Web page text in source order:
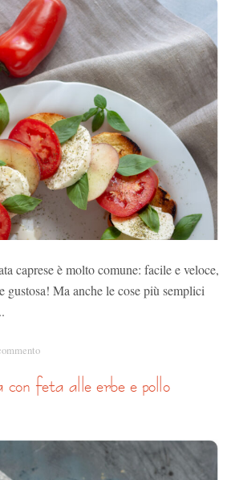
caprese è molto comune: facile e veloce,
gustosa! Ma anche le cose più semplici